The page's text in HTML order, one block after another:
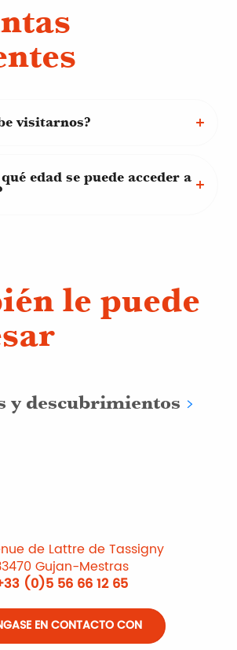
visitarnos?
edad se puede acceder a
le puede
y descubrimientos
de Lattre de Tassigny
Gujan-Mestras
(0)5 56 66 12 65
EN CONTACTO CON